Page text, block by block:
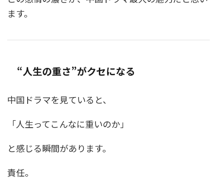
ます。
“人生の重さ”がクセになる
中国ドラマを見ていると、
「人生ってこんなに重いのか」
と感じる瞬間があります。
責任。